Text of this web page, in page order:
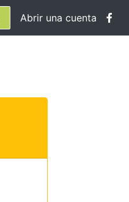
Abrir una cuenta